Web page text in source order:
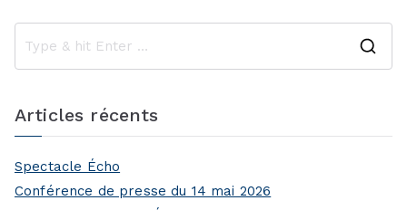
Articles récents
Spectacle Écho
Conférence de presse du 14 mai 2026